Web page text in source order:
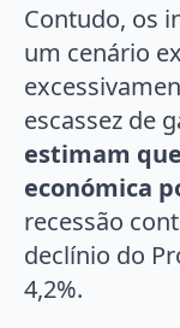
Contudo, os
um cenário
escassez de
estimam
económica
recessão
declínio do
4,2%.